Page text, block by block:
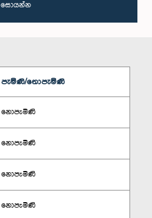
සොයන්න
පැමිණි/නොපැමිණි
නොපැමිණි
නොපැමිණි
නොපැමිණි
නොපැමිණි